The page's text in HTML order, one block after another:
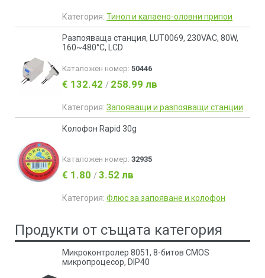
Категория: Тинол и калаено-оловни припои
Разпояваща станция, LUT0069, 230VAC, 80W,
160~480°C, LCD
Каталожен номер: 50446
€ 132.42 / 258.99 лв
Категория: Запояващи и разпояващи станции
Колофон Rapid 30g
Каталожен номер: 32935
€ 1.80 / 3.52 лв
Категория: Флюс за запояване и колофон
Продукти от същата категория
Микроконтролер 8051, 8-битов CMOS
микропроцесор, DIP40